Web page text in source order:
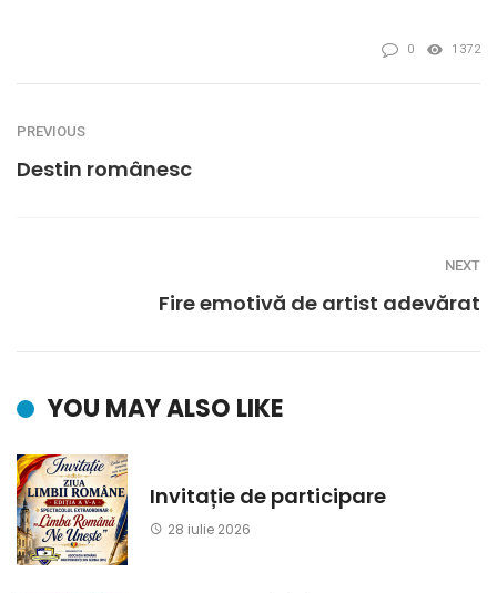
0 1372
PREVIOUS
Destin românesc
NEXT
Fire emotivă de artist adevărat
YOU MAY ALSO LIKE
Invitație de participare
28 iulie 2026